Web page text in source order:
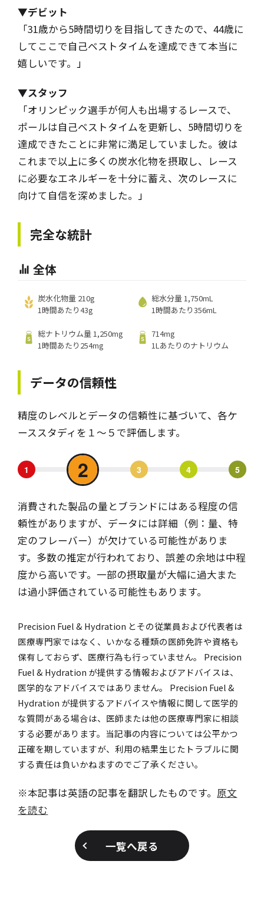
▼デビット
「31歳から5時間切りを目指してきたので、44歳に
してここで自己ベストタイムを達成できて本当に
嬉しいです。
」
▼スタッフ
「オリンピック選手が何人も出場するレースで、
ポールは自己ベストタイムを更新し、5時間切りを
達成できたことに非常に満足していました。彼は
これまで以上に多くの炭水化物を摂取し、レース
に必要なエネルギーを十分に蓄え、次のレースに
向けて自信を深めました。
」
完全な統計
全体
炭水化物量 210g
1時間あたり43g
総水分量 1,750mL
1時間あたり356mL
総ナトリウム量 1,250mg
1時間あたり254mg
714mg
1Lあたりのナトリウム
データの信頼性
精度のレベルとデータの信頼性に基づいて、各ケ
ーススタディを１～５で評価します。
1 2 3 4 5
消費された製品の量とブランドにはある程度の信
頼性がありますが、データには詳細（例：量、特
定のフレーバー）が欠けている可能性がありま
す。多数の推定が行われており、誤差の余地は中程
度から高いです。一部の摂取量が大幅に過大また
は過小評価されている可能性もあります。
Precision Fuel & Hydration とその従業員および代表者は
医療専門家ではなく、いかなる種類の医師免許や資格も
保有しておらず、医療行為も行っていません。 Precision
Fuel & Hydration が提供する情報およびアドバイスは、
医学的なアドバイスではありません。 Precision Fuel &
Hydration が提供するアドバイスや情報に関して医学的
な質問がある場合は、医師または他の医療専門家に相談
する必要があります。当記事の内容については公平かつ
正確を期していますが、利用の結果生じたトラブルに関
する責任は負いかねますのでご了承ください。
※本記事は英語の記事を翻訳したものです。 原文
を読む
一覧へ戻る